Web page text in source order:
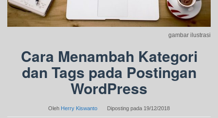
gambar ilustrasi
Cara Menambah Kategori
dan Tags pada Postingan
WordPress
Oleh Herry Kiswanto Diposting pada 19/12/2018